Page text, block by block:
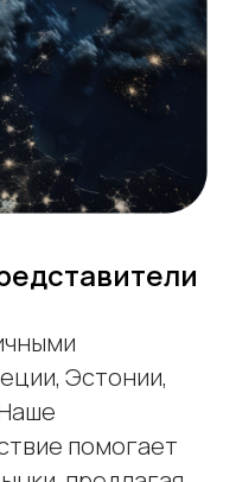
Эстонии,
помогает